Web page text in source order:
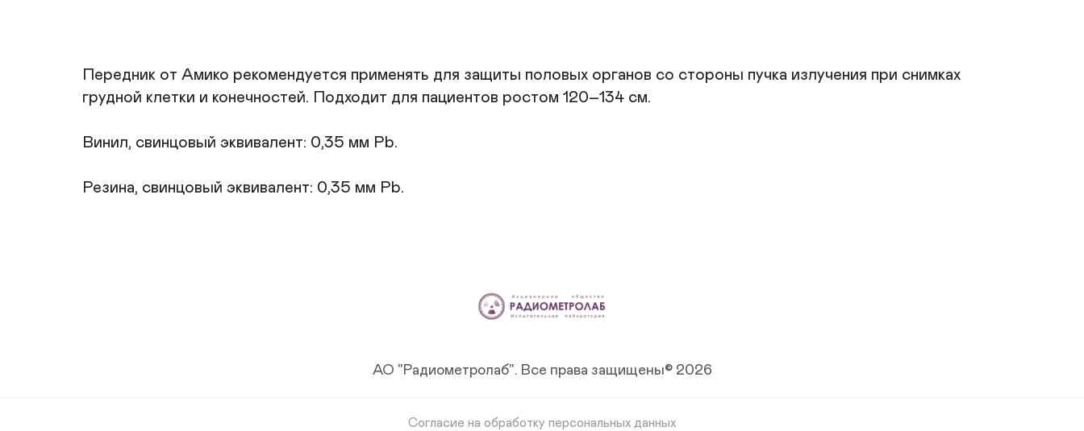
Передник от Амико рекомендуется применять для защиты половых органов со стороны пучка излучения при снимках
грудной клетки и конечностей. Подходит для пациентов ростом 120–134 см.
Винил, свинцовый эквивалент: 0,35 мм Pb.
Резина, свинцовый эквивалент: 0,35 мм Pb.
АО "Радиометролаб". Все права защищены© 2026
Согласие на обработку персональных данных